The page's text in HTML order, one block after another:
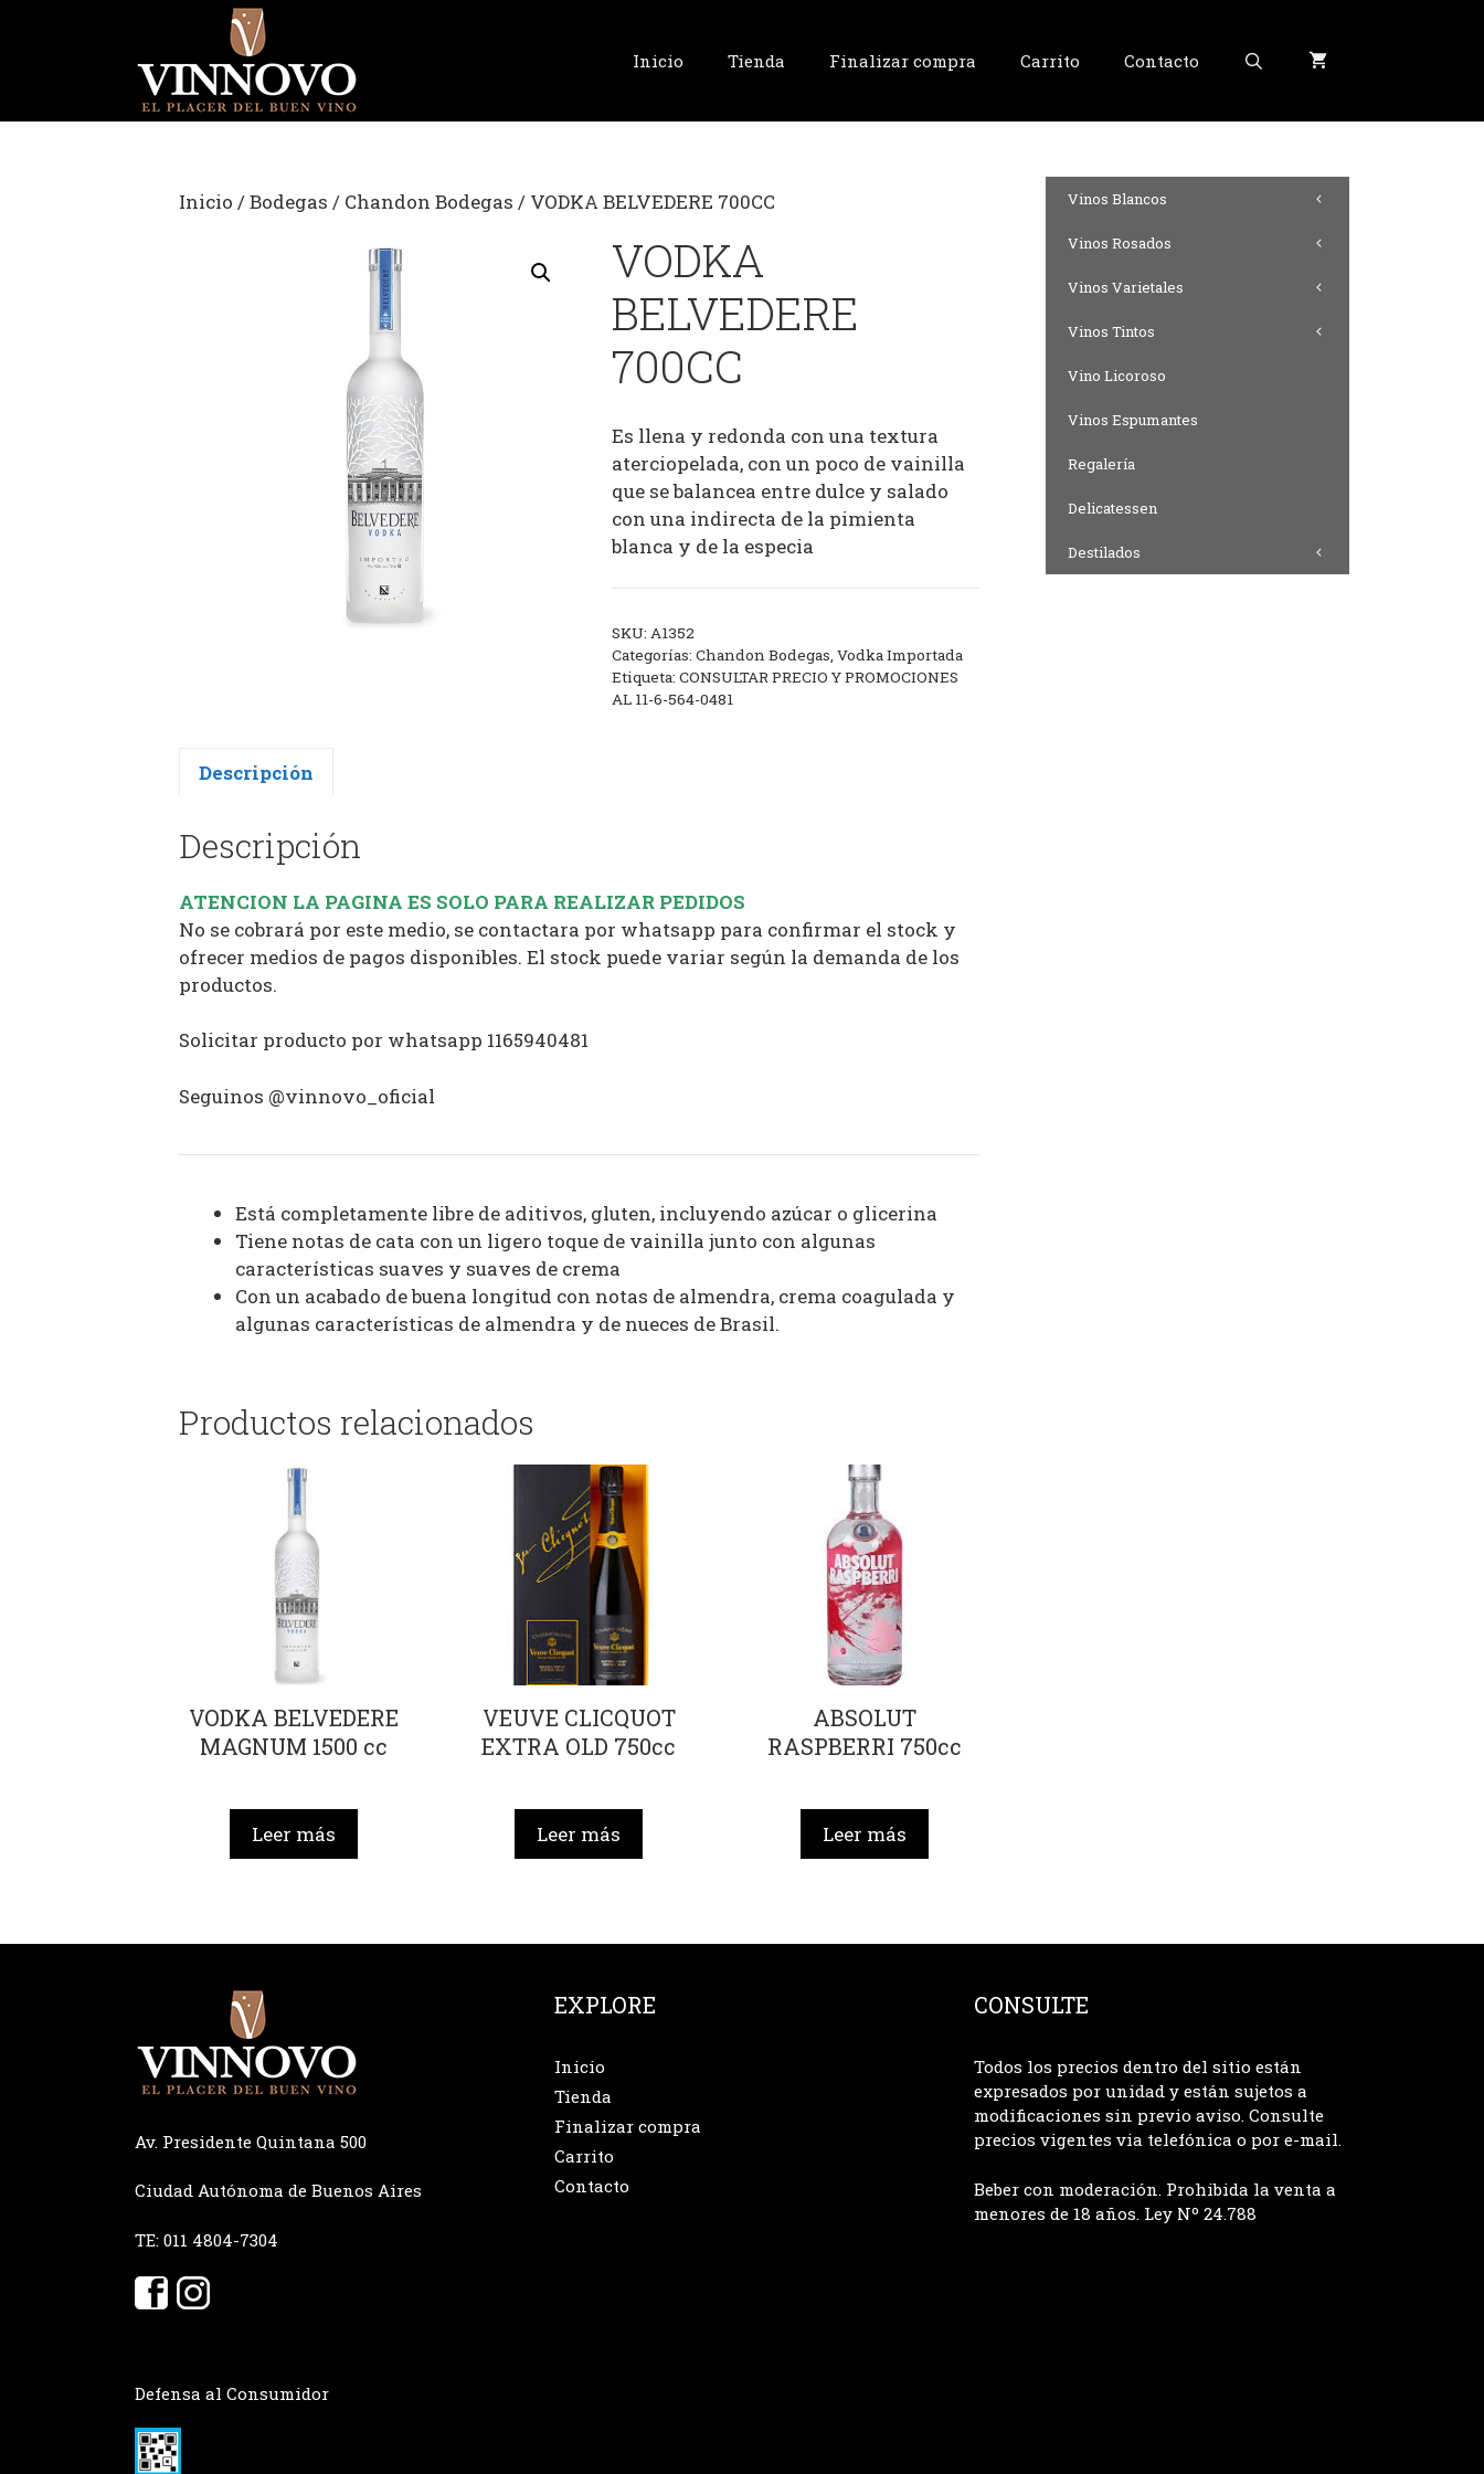
Inicio Tienda Finalizar compra Carrito Contacto
Inicio /Bodegas / Chandon Bodegas / VODKA BELVEDERE 700CC
VODKA
BELVEDERE
700CC
Es llena y redonda con una textura
aterciopelada, con un poco de vainilla
que se balancea entre dulce y salado
con una indirecta de la pimienta
blanca y de la especia
SKU: A1352
Categorías: Chandon Bodegas, Vodka Importada
Etiqueta: CONSULTAR PRECIO Y PROMOCIONES
AL 11-6-564-0481
Descripción
Descripción
ATENCION LA PAGINA ES SOLO PARA REALIZAR PEDIDOS
No se cobrará por este medio, se contactara por whatsapp para confirmar el stock y
ofrecer medios de pagos disponibles. El stock puede variar según la demanda de los
productos.
Solicitar producto por whatsapp 1165940481
Seguinos @vinnovo_oficial
Está completamente libre de aditivos, gluten, incluyendo azúcar o glicerina
Tiene notas de cata con un ligero toque de vainilla junto con algunas
características suaves y suaves de crema
Con un acabado de buena longitud con notas de almendra, crema coagulada y
algunas características de almendra y de nueces de Brasil.
Productos relacionados
VODKA BELVEDERE
MAGNUM 1500 cc
Leer más
VEUVE CLICQUOT
EXTRA OLD 750cc
Leer más
ABSOLUT
RASPBERRI 750cc
Leer más
Vinos Blancos
Vinos Rosados
Vinos Varietales
Vinos Tintos
Vino Licoroso
Vinos Espumantes
Regalería
Delicatessen
Destilados
Av. Presidente Quintana 500
Ciudad Autónoma de Buenos Aires
TE: 011 4804-7304
Defensa al Consumidor
EXPLORE
Inicio
Tienda
Finalizar compra
Carrito
Contacto
CONSULTE
Todos los precios dentro del sitio están
expresados por unidad y están sujetos a
modificaciones sin previo aviso. Consulte
precios vigentes via telefónica o por e-mail.
Beber con moderación. Prohibida la venta a
menores de 18 años. Ley Nº 24.788